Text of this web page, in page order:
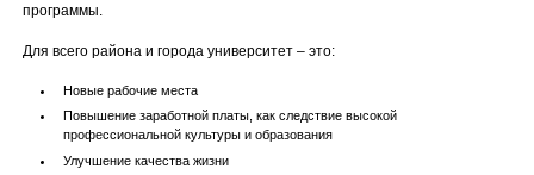
программы.
Для всего района и города университет – это:
Новые рабочие места
Повышение заработной платы, как следствие высокой
профессиональной культуры и образования
Улучшение качества жизни